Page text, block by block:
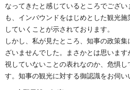
なってきたと感じているところでござ
も、インバウンドをはじめとした観光
していくことが示されております。
しかし、私が見たところ、知事の政策
ざいませんでした。まさかとは思いま
視していないことの表れなのか、危惧し
す。知事の観光に対する御認識をお伺い